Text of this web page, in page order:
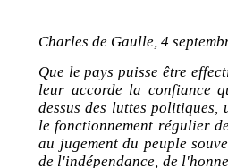
Charles de Gaulle, 4
Que le pays puisse être
leur accorde la confiance
dessus des luttes
le fonctionnement régulier
au jugement du peuple
de l'indépendance, de